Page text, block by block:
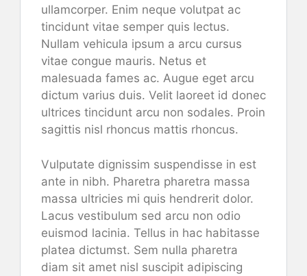
ullamcorper. Enim neque volutpat ac
tincidunt vitae semper quis lectus.
Nullam vehicula ipsum a arcu cursus
vitae congue mauris. Netus et
malesuada fames ac. Augue eget arcu
dictum varius duis. Velit laoreet id donec
ultrices tincidunt arcu non sodales. Proin
sagittis nisl rhoncus mattis rhoncus.
Vulputate dignissim suspendisse in est
ante in nibh. Pharetra pharetra massa
massa ultricies mi quis hendrerit dolor.
Lacus vestibulum sed arcu non odio
euismod lacinia. Tellus in hac habitasse
platea dictumst. Sem nulla pharetra
diam sit amet nisl suscipit adipiscing